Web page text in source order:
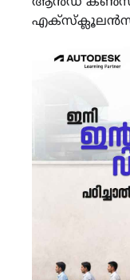
എക്സ്ക്ലൂലൻസ്